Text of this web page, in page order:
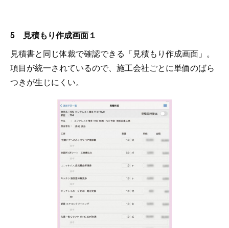
5 見積もり作成画面１
見積書と同じ体裁で確認できる「見積もり作成画面」。
項目が統一されているので、施工会社ごとに単価のばら
つきが生じにくい。